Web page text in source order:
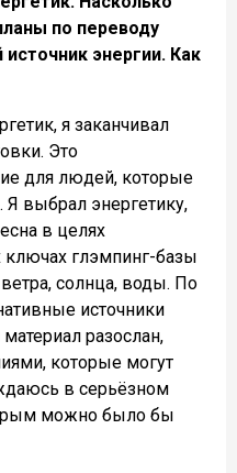
по переводу
энергии. Как
я заканчивал
Это
для людей, которые
Я выбрал энергетику,
в целях
ключах глэмпинг-базы
солнца, воды. По
источники
разослан,
которые могут
в серьëзном
можно было бы